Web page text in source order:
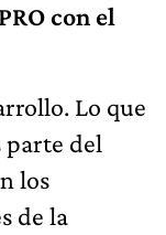
con el
Lo que
parte del
los
de la